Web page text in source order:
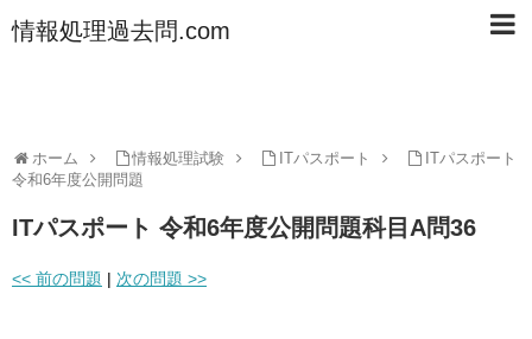
情報処理過去問.com
ホーム 情報処理試験 ITパスポート
ITパスポート
令和6年度公開問題
ITパスポート 令和6年度公開問題科目A問36
<< 前の問題 | 次の問題 >>